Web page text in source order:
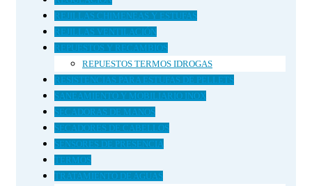
REJILLAS CHIMENEAS Y ESTUFAS
REJILLAS VENTILACIÓN
REPUESTOS Y RECAMBIOS
REPUESTOS TERMOS IDROGAS
RESISTENCIAS PARA ESTUFAS DE PELLETS
SANEAMIENTO Y MOBILIARIO INOX
SECADORAS DE MANOS
SECADORES DE CABELLOS
SENSORES DE PRESENCIA
TERMOS
TRATAMIENTO DE AGUAS